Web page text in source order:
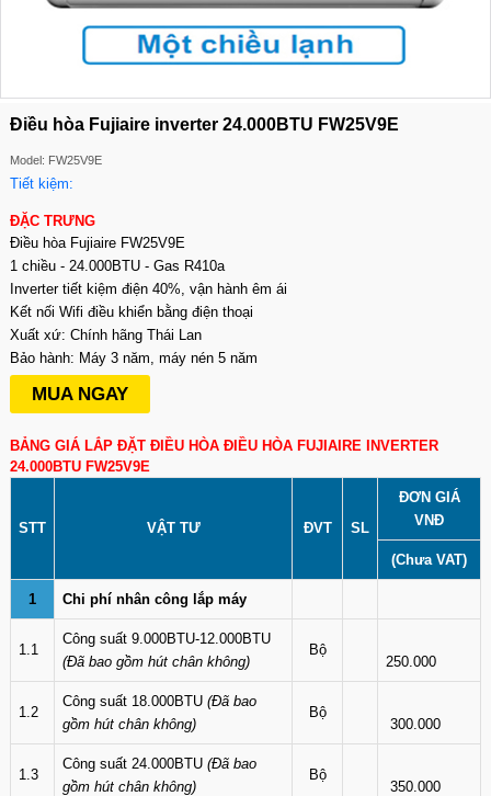
Điều hòa Fujiaire inverter 24.000BTU FW25V9E
Model: FW25V9E
Tiết kiệm:
ĐẶC TRƯNG
Điều hòa Fujiaire FW25V9E
1 chiều - 24.000BTU - Gas R410a
Inverter tiết kiệm điện 40%, vận hành êm ái
Kết nối Wifi điều khiển bằng điện thoại
Xuất xứ: Chính hãng Thái Lan
Bảo hành: Máy 3 năm, máy nén 5 năm
MUA NGAY
BẢNG GIÁ LẮP ĐẶT ĐIỀU HÒA ĐIỀU HÒA FUJIAIRE INVERTER
24.000BTU FW25V9E
STT VẬT TƯ ĐVT SL
ĐƠN GIÁ
VNĐ
(Chưa VAT)
1 Chi phí nhân công lắp máy
1.1
Công suất 9.000BTU-12.000BTU
(Đã bao gồm hút chân không)
Bộ
250.000
1.2
Công suất 18.000BTU (Đã bao
gồm hút chân không)
Bộ
300.000
1.3
Công suất 24.000BTU (Đã bao
gồm hút chân không)
Bộ
350.000